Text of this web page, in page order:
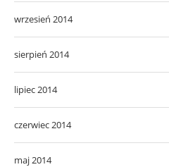
wrzesień 2014
sierpień 2014
lipiec 2014
czerwiec 2014
maj 2014